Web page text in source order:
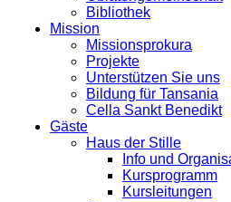
Bibliothek
Mission
Missionsprokura
Projekte
Unterstützen Sie uns
Bildung für Tansania
Cella Sankt Benedikt
Gäste
Haus der Stille
Info und
Kursprogramm
Kursleitungen